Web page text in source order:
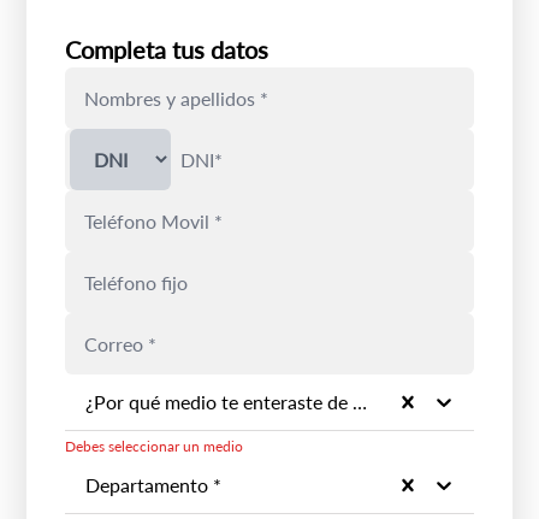
Completa tus datos
¿Por qué medio te enteraste de la marca? *
Debes seleccionar un medio
Departamento *